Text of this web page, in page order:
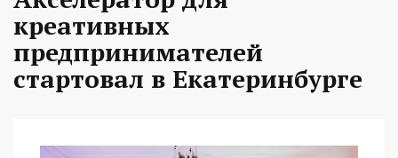
креативных
предпринимателей
стартовал в Екатеринбурге